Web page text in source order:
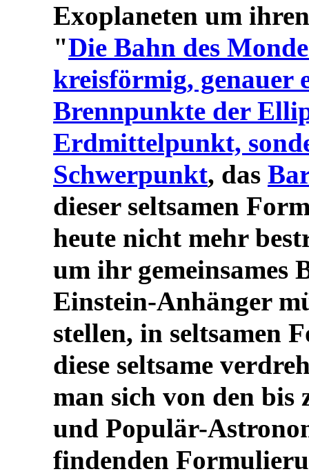
Exoplaneten um
"Die Bahn des
kreisförmig, genauer
Brennpunkte der
Erdmittelpunkt,
Schwerpunkt, das
dieser seltsamen
heute nicht mehr
um ihr gemeinsames
Einstein-Anhänger
stellen, in seltsamen
diese seltsame
man sich von den
und Populär-
findenden